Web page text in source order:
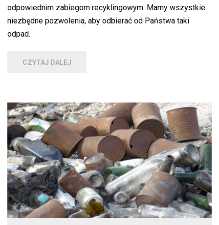
odpowiednim zabiegom recyklingowym. Mamy wszystkie
niezbędne pozwolenia, aby odbierać od Państwa taki
odpad.
CZYTAJ DALEJ